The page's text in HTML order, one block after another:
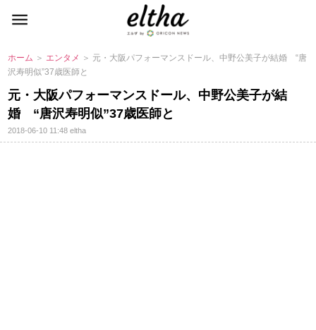
ホーム ＞ エンタメ ＞ 元・大阪パフォーマンスドール、中野公美子が結婚 “唐
沢寿明似”37歳医師と
元・大阪パフォーマンスドール、中野公美子が結
婚 “唐沢寿明似”37歳医師と
2018-06-10 11:48eltha